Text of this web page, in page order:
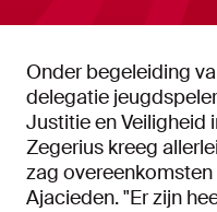
Onder begeleiding
delegatie
Justitie en Veiligheid
Zegerius kreeg
zag
Ajacieden. "Er zijn